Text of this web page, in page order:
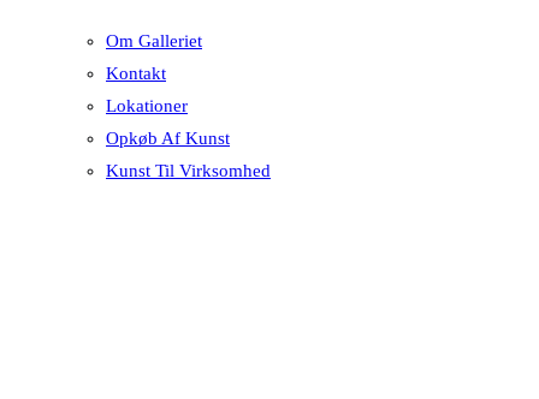
Om Galleriet
Kontakt
Lokationer
Opkøb Af Kunst
Kunst Til Virksomhed